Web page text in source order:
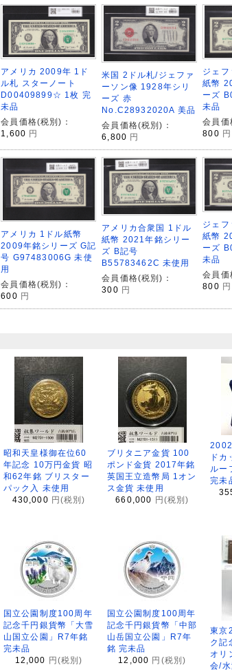
アメリカ 2009年 1ド
ル札 スターノート
D00409899☆ 1枚 完
未品
会員価格(税別)：
1,600 円
米国 2ドル札/ジェファ
ーソン像 1928年シリ
ーズ 赤
No.C28932020A 美品
会員価格(税別)：
6,800 円
ジェフ
紙幣
ーズ
未品
会員価
800 円
アメリカ 1ドル紙幣
2009年銘シリーズ G記
号 G97483006G 未使
用
会員価格(税別)：
600 円
アメリカ合衆国 1ドル
紙幣 2021年銘シリー
ズ B記号
B55783462C 未使用
会員価格(税別)：
300 円
ジェフ
紙幣
ーズ
未品
会員価
800 円
昭和天皇様御在位60
年記念 10万円金貨 昭
和62年銘 ブリスター
パック入 未使用
430,000 円(税別)
ブリタニア金貨 100
ポンド金貨 2017年銘
英国王立造幣局 1オン
ス金貨 未使用
660,000 円(税別)
ドカ
ルー
完未
国立公園制度100周年
記念千円銀貨幣「大雪
山国立公園」R7年銘
完未品
12,000
円(税別)
国立公園制度100周年
記念千円銀貨幣「中部
山岳国立公園」R7年
銘 完未品
12,000 円(税別)
東京
ク記
オリ
会/